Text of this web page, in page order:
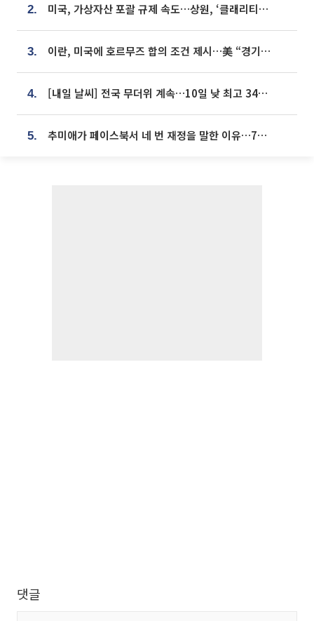
2. 미국, 가상자산 포괄 규제 속도…상원, ‘클래리티법’ 9월 절차투표 추진
3. 이란, 미국에 호르무즈 합의 조건 제시…美 “경기 아직 안 끝나” [종합]
4. [내일 날씨] 전국 무더위 계속…10일 낮 최고 34도 육박
5. 추미애가 페이스북서 네 번 재정을 말한 이유…7700억 추경 열쇠는 도의회에
댓글